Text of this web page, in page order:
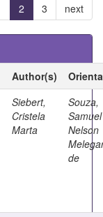
2 3 next
Author(s)
Siebert,
Cristela
Marta
Souza,
Samuel
Nelson
de